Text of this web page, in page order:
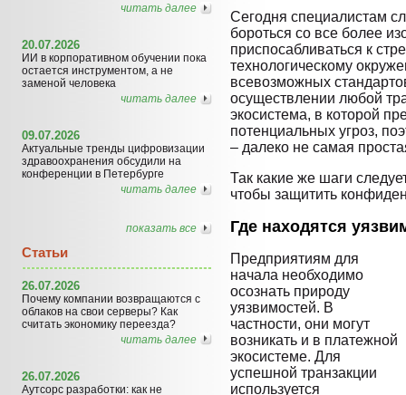
читать далее
20.07.2026
ИИ в корпоративном обучении пока
остается инструментом, а не
заменой человека
читать далее
09.07.2026
Актуальные тренды цифровизации
здравоохранения обсудили на
конференции в Петербурге
читать далее
показать все
Статьи
26.07.2026
Почему компании возвращаются с
облаков на свои серверы? Как
считать экономику переезда?
читать далее
26.07.2026
Аутсорс разработки: как не
Сегодня специалистам
бороться со все более
приспосабливаться к
технологическому
всевозможных
осуществлении любой
экосистема, в которой
потенциальных угроз,
– далеко не самая
Так какие же шаги
чтобы защитить
Где находятся
Предприятиям для
начала необходимо
осознать природу
уязвимостей. В
частности, они могут
возникать и в платежной
экосистеме. Для
успешной транзакции
используется